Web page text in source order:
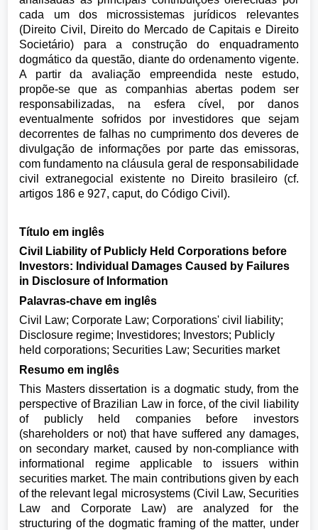
cada um dos microssistemas jurídicos relevantes
(Direito Civil, Direito do Mercado de Capitais e Direito
Societário) para a construção do enquadramento
dogmático da questão, diante do ordenamento vigente.
A partir da avaliação empreendida neste estudo,
propõe-se que as companhias abertas podem ser
responsabilizadas, na esfera cível, por danos
eventualmente sofridos por investidores que sejam
decorrentes de falhas no cumprimento dos deveres de
divulgação de informações por parte das emissoras,
com fundamento na cláusula geral de responsabilidade
civil extranegocial existente no Direito brasileiro (cf.
artigos 186 e 927, caput, do Código Civil).
Título em inglês
Civil Liability of Publicly Held Corporations before
Investors: Individual Damages Caused by Failures
in Disclosure of Information
Palavras-chave em inglês
Civil Law; Corporate Law; Corporations' civil liability;
Disclosure regime; Investidores; Investors; Publicly
held corporations; Securities Law; Securities market
Resumo em inglês
This Masters dissertation is a dogmatic study, from the
perspective of Brazilian Law in force, of the civil liability
of publicly held companies before investors
(shareholders or not) that have suffered any damages,
on secondary market, caused by non-compliance with
informational regime applicable to issuers within
securities market. The main contributions given by each
of the relevant legal microsystems (Civil Law, Securities
Law and Corporate Law) are analyzed for the
structuring of the dogmatic framing of the matter, under